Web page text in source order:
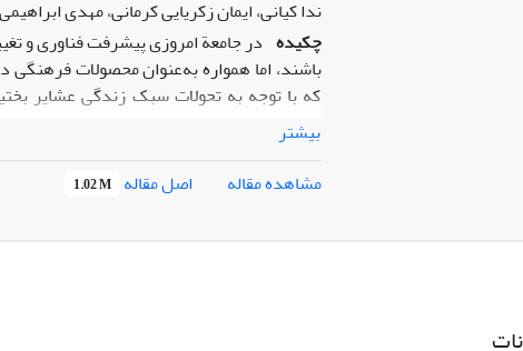
ندا کیانی، ایمان زکریایی کرمانی، مهدی
چکیده در جامعة امروزی پیشرفت فناوری و
باشند، اما همواره به‌عنوان محصولات
که با توجه به تحولات سبک زندگی عشایر
اجتماعی جامعة عشایر دارای اهمیت است. در
زمینه برای کاربری جدید ضرورت می‌یابد. در
هنر در میان عشایر بختیاری است. در این
شناسی، زیباشناسی و کارکردشناسی
بیشتر
مشاهده مقاله
اصل مقاله 1.02 M